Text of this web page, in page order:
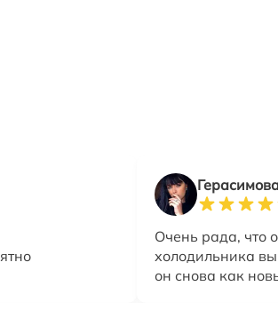
Очень рада, что
холодильника
он снова как